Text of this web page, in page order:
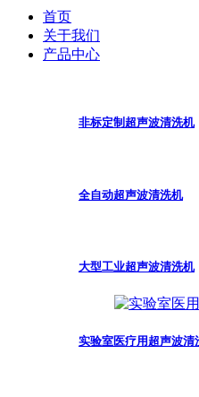
首页
关于我们
产品中心
非标定制超声波清洗机
全自动超声波清洗机
大型工业超声波清洗机
实验室医疗用超声波清